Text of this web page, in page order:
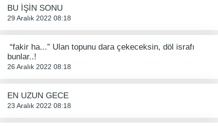
BU İŞİN SONU
29 Aralık 2022 08:18
“fakir ha...” Ulan topunu dara çekeceksin, döl israfı
bunlar..!
26 Aralık 2022 08:18
EN UZUN GECE
23 Aralık 2022 08:18